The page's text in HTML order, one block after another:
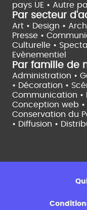
pays UE • Autre
Par secteur
Art • Design •
Presse •
Culturelle •
Evènementiel
Par famille de
Administration •
• Décoration •
Communication •
Conception web
Conservation du
• Diffusion •